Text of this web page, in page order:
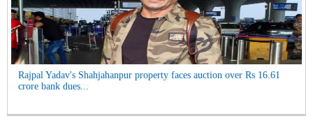
Rajpal Yadav's Shahjahanpur property faces auction over Rs 16.61
crore bank dues...